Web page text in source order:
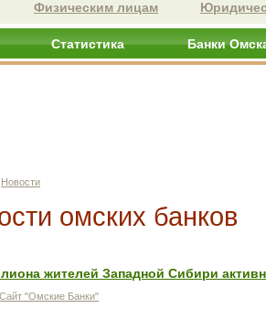
Физическим лицам
Статистика Банки
Новости
омских банков
жителей Западной Сибири
Сайт "Омские Банки"